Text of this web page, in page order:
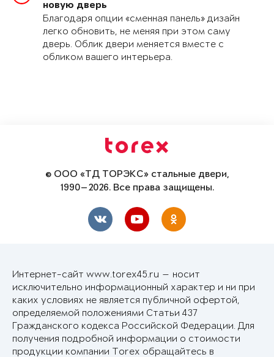
новую дверь
Благодаря опции «сменная панель» дизайн
легко обновить, не меняя при этом саму
дверь. Облик двери меняется вместе с
обликом вашего интерьера.
© ООО «ТД ТОРЭКС» стальные двери,
1990—2026. Все права защищены.
Интернет-сайт www.torex45.ru — носит
исключительно информационный характер и ни при
каких условиях не является публичной офертой,
определяемой положениями Статьи 437
Гражданского кодекса Российской Федерации. Для
получения подробной информации о стоимости
продукции компании Torex обращайтесь в